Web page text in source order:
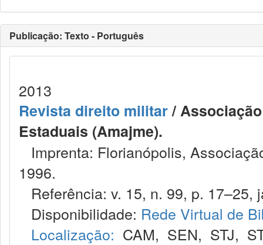
Publicação: Texto - Português
2013
Revista direito militar/
Estaduais (Amajme).
Imprenta: Florianópolis,
1996.
Referência: v. 15, n. 99, p. 17–25,
Disponibilidade: Rede Virtual de
Localização: CAM, SEN, STJ,